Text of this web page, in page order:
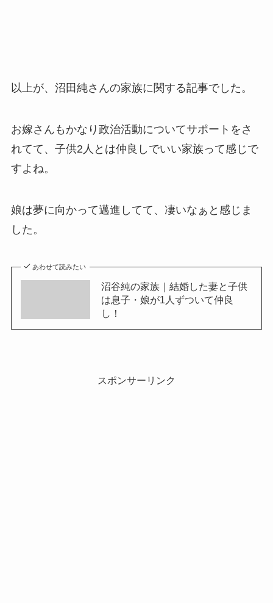
以上が、沼田純さんの家族に関する記事でした。
お嫁さんもかなり政治活動についてサポートをさ
れてて、子供2人とは仲良しでいい家族って感じで
すよね。
娘は夢に向かって邁進してて、凄いなぁと感じま
した。
あわせて読みたい
沼谷純の家族｜結婚した妻と子供
は息子・娘が1人ずついて仲良
し！
スポンサーリンク